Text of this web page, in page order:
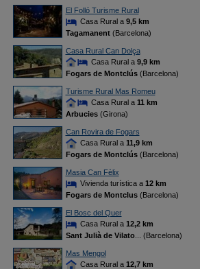
El Folló Turisme Rural
Casa Rural a 9,5 km
Tagamanent(Barcelona)
Casa Rural Can Dolça
Casa Rural a 9,9 km
Fogars de Montclús(Barcelona)
Turisme Rural Mas Romeu
Casa Rural a 11 km
Arbucies(Girona)
Can Rovira de Fogars
Casa Rural a 11,9 km
Fogars de Montclús(Barcelona)
Masia Can Fèlix
Vivienda turística a 12 km
Fogars de Montclus(Barcelona)
El Bosc del Quer
Casa Rural a 12,2 km
Sant Julià de Vilato... (Barcelona)
Mas Mengol
Casa Rural a 12,7 km